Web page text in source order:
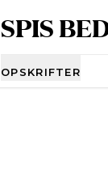
SPIS
OPSKRIFTER